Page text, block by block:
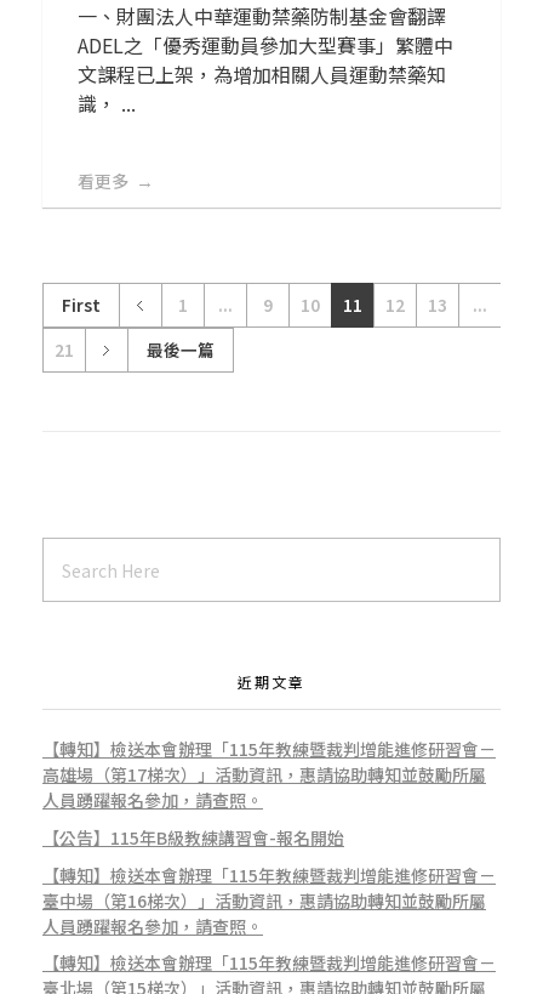
一、財團法人中華運動禁藥防制基金會翻譯
ADEL之「優秀運動員參加大型賽事」繁體中
文課程已上架，為增加相關人員運動禁藥知
識， ...
看更多
First 1 ... 9 10 11 12 13
...
21
最後一篇
近期文章
【轉知】檢送本會辦理「115年教練暨裁判增能進修研習會－
高雄場（第17梯次）」活動資訊，惠請協助轉知並鼓勵所屬
人員踴躍報名參加，請查照。
【公告】115年B級教練講習會-報名開始
【轉知】檢送本會辦理「115年教練暨裁判增能進修研習會－
臺中場（第16梯次）」活動資訊，惠請協助轉知並鼓勵所屬
人員踴躍報名參加，請查照。
【轉知】檢送本會辦理「115年教練暨裁判增能進修研習會－
臺北場（第15梯次）」活動資訊，惠請協助轉知並鼓勵所屬